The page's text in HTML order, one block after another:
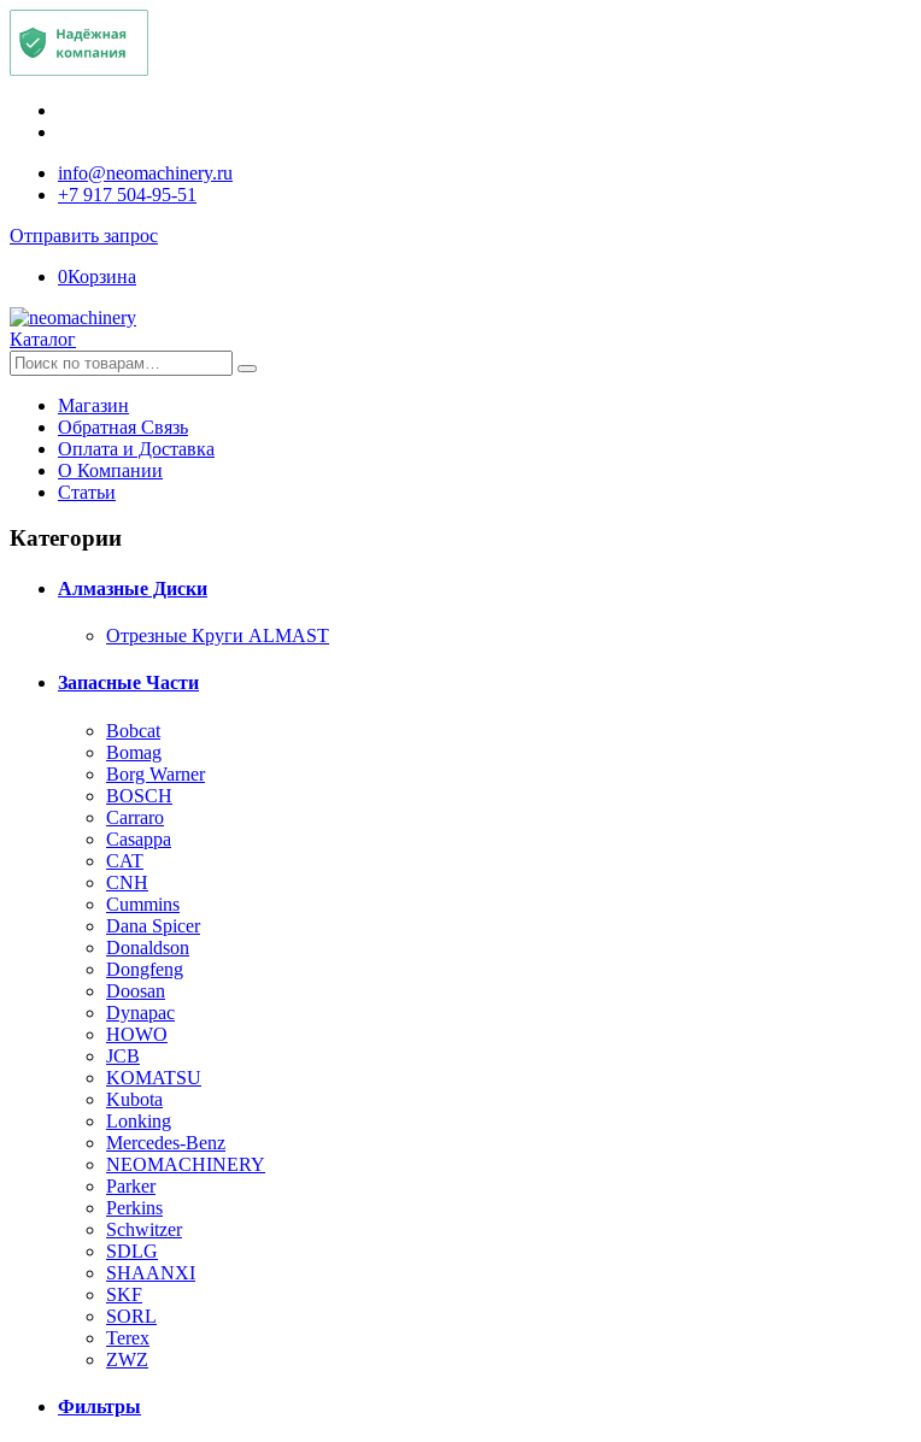
info@neomachinery.ru
+7 917 504-95-51
Отправить запрос
0Корзина
Каталог
Искать:
Магазин
Обратная Связь
Оплата и Доставка
О Компании
Статьи
Категории
Алмазные Диски
Отрезные Круги ALMAST
Запасные Части
Bobcat
Bomag
Borg Warner
BOSCH
Carraro
Casappa
CAT
CNH
Cummins
Dana Spicer
Donaldson
Dongfeng
Doosan
Dynapac
HOWO
JCB
KOMATSU
Kubota
Lonking
Mercedes-Benz
NEOMACHINERY
Parker
Perkins
Schwitzer
SDLG
SHAANXI
SKF
SORL
Terex
ZWZ
Фильтры